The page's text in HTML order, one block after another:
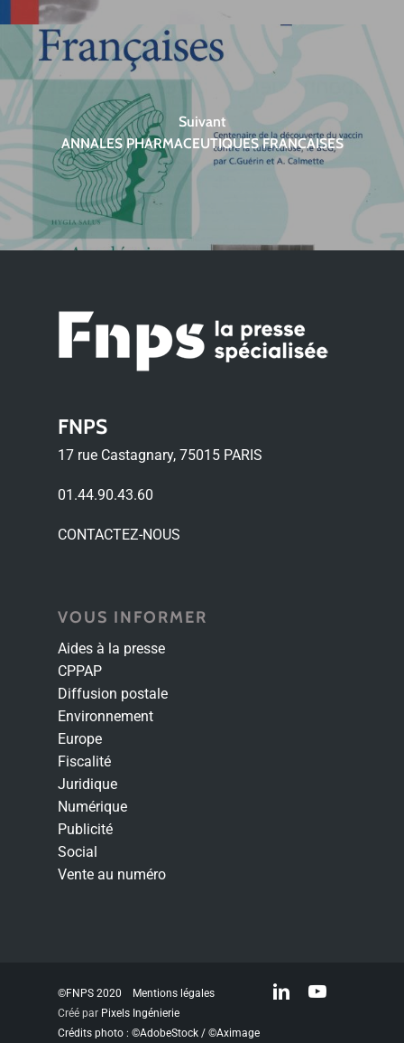
Suivant
ANNALES PHARMACEUTIQUES FRANCAISES
FNPS
17 rue Castagnary, 75015 PARIS
01.44.90.43.60
CONTACTEZ-NOUS
VOUS INFORMER
Aides à la presse
CPPAP
Diffusion postale
Environnement
Europe
Fiscalité
Juridique
Numérique
Publicité
Social
Vente au numéro
©FNPS 2020
Mentions légales
Créé par Pixels Ingénierie
Crédits photo : ©AdobeStock / ©Aximage
linkedinyoutube